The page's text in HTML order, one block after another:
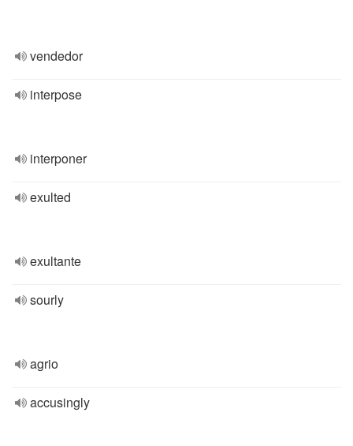
vendedor
interpose
interponer
exulted
exultante
sourly
agrio
accusingly